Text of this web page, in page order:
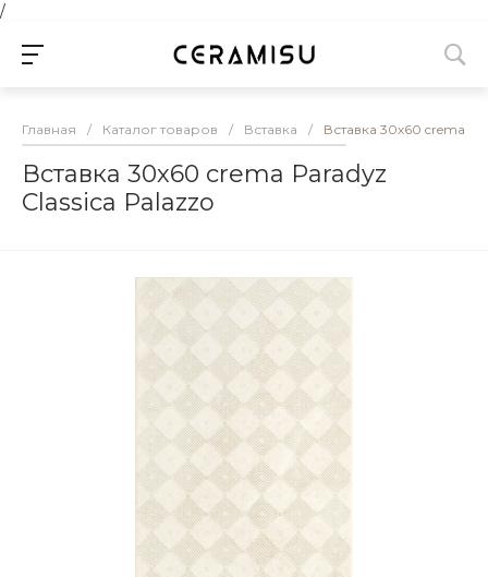
/
Главная / Каталог товаров / Вставка / Вставка 30х60 crema
Вставка 30х60 crema Paradyz
Classica Palazzo